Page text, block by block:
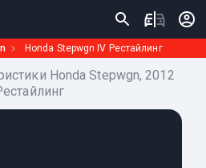
Honda Stepwgn IV Рестайлинг
Honda Stepwgn, 2012